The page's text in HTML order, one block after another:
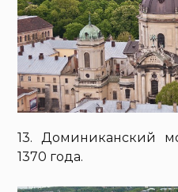
13. Доминиканский
1370 года.